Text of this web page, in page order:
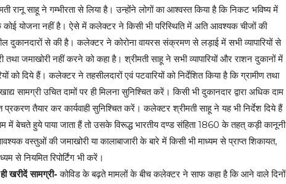
साहू ने गम्भीरता से लिया है। उन्होंने लोगों का आश्वस्त किया है कि निकट भविष्य में
योजना नहीं है। ऐसे में कलेक्टर ने किसी भी परिस्थिति में अति आवश्यक चीजों की
दुकानदारों से की है। कलेक्टर ने कोरोना वायरस संक्रमण से लड़ाई में सभी व्यापारियों से
जमाखोरी नहीं करने को कहा है। श्रीमती साहू ने सभी व्यापारियों और राशन दुकानों में
को दिये हैं। कलेक्टर ने तहसीलदारों एवं पटवारियों को निर्देशित किया है कि ग्रामीण तथा
उचित दामों पर ही मिलना सुनिश्चित करें। किसी भी दुकानदार द्वारा अधिक दाम
तैयार कर कार्यवाही सुनिश्चित करें। कलेक्टर श्रीमती साहू ने यह भी निर्देश दिये हैं
हुये पाया जाता हैं तो उसके विरूद्ध भारतीय दण्ड संहिता 1860 के तहत् कड़ी कानूनी
वस्तुओं की जमाखोरी या कालाबाजारी के बारे में किसी भी माध्यम से प्राप्त शिकायत,
से नियमित रिपोर्टिंग भी करें।
खरीदें सामग्री- कोविड के बढ़ते मामलों के बीच कलेक्टर ने साफ कहा है कि आने वाले दिनों